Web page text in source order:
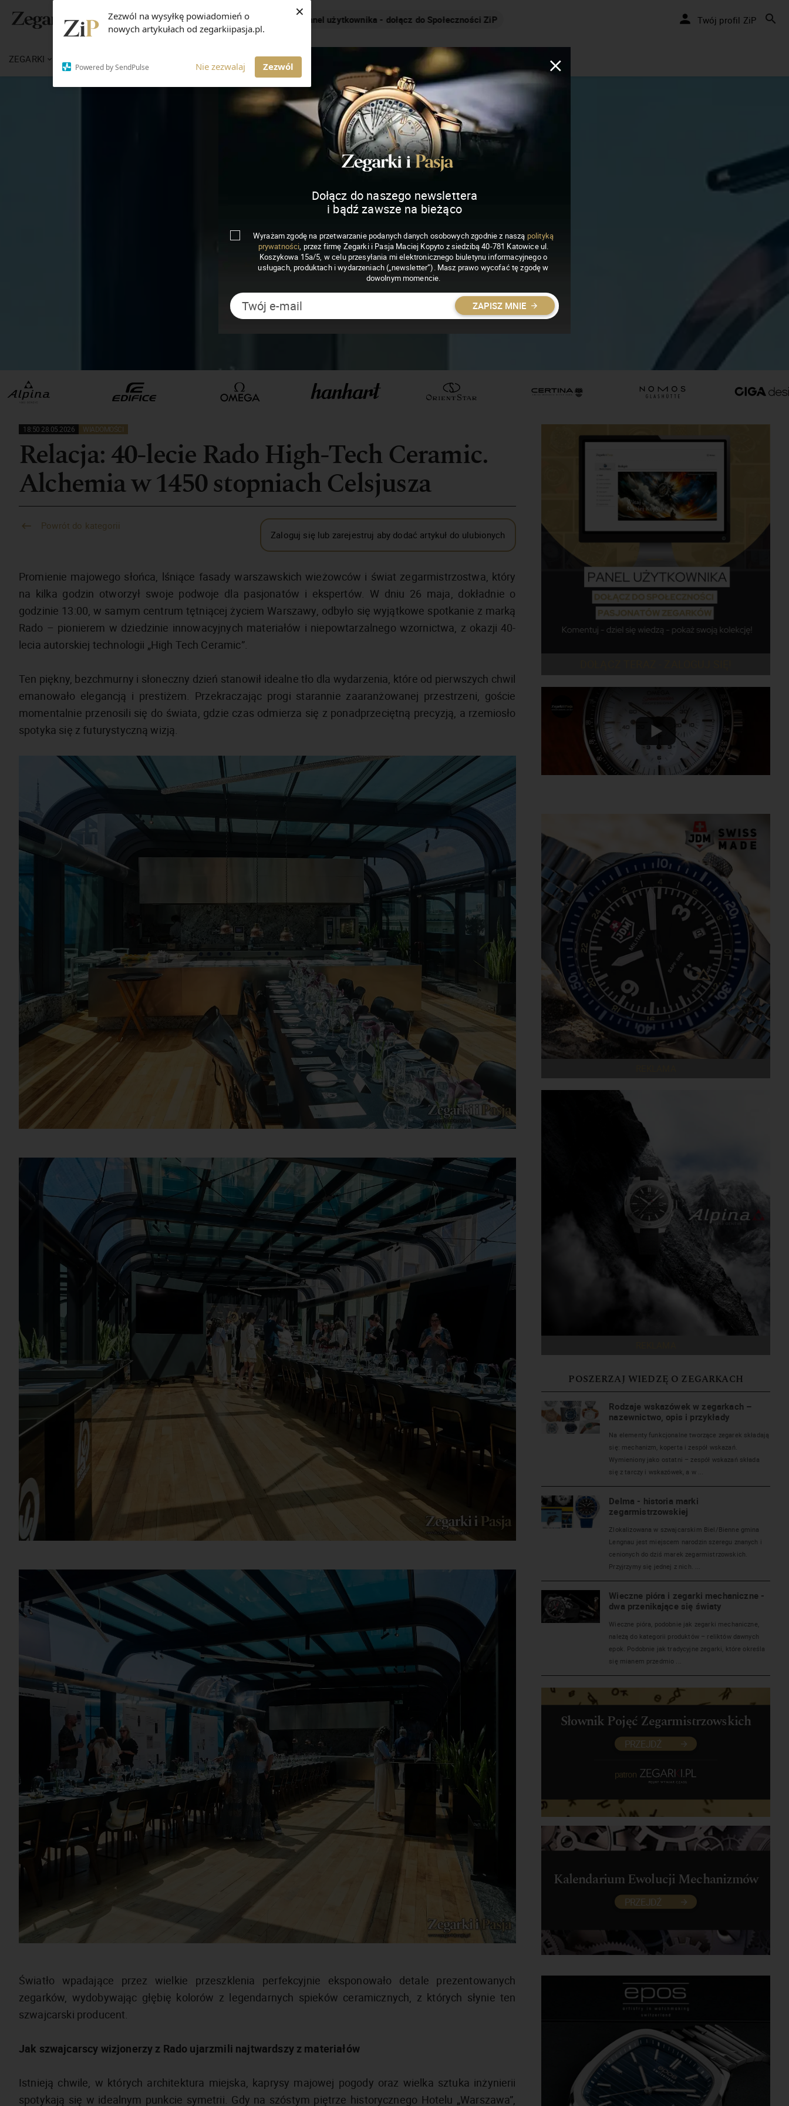
Zezwól na wysyłkę powiadomień o
nowych artykułach od zegarkiipasja.pl.
Powered by SendPulse Nie zezwalaj Zezwól
× Nakręcamy pozytywnie... cały czas! Twój profil ZiP
ZEGARKI MAGAZYN ZEGARKI I PASJA
18:50 28.05.2026 WIADOMOŚCI
Relacja: 40-lecie Rado High-Tech Ceramic.
Alchemia w 1450 stopniach Celsjusza
Powrót do kategorii
Zaloguj się lub zarejestruj aby dodać artykuł do ulubionych
Promienie majowego słońca, lśniące fasady warszawskich wieżowców i świat zegarmistrzostwa, który
na kilka godzin otworzył swoje podwoje dla pasjonatów i ekspertów. W dniu 26 maja, dokładnie o
godzinie 13:00, w samym centrum tętniącej życiem Warszawy, odbyło się wyjątkowe spotkanie z marką
Rado – pionierem w dziedzinie innowacyjnych materiałów i niepowtarzalnego wzornictwa, z okazji 40-
lecia autorskiej technologii „High Tech Ceramic”.
Ten piękny, bezchmurny i słoneczny dzień stanowił idealne tło dla wydarzenia, które od pierwszych chwil
emanowało elegancją i prestiżem. Przekraczając progi starannie zaaranżowanej przestrzeni, goście
momentalnie przenosili się do świata, gdzie czas odmierza się z ponadprzeciętną precyzją, a rzemiosło
spotyka się z futurystyczną wizją.
Światło wpadające przez wielkie przeszklenia perfekcyjnie eksponowało detale prezentowanych
zegarków, wydobywając głębię kolorów z legendarnych spieków ceramicznych, z których słynie ten
szwajcarski producent.
Jak szwajcarscy wizjonerzy z Rado ujarzmili najtwardszy z materiałów
Istnieją chwile, w których architektura miejska, kaprysy majowej pogody oraz wielka sztuka inżynierii
spotykają się w idealnym punkcie symetrii. Gdy na szóstym piętrze historycznego Hotelu „Warszawa”,
POSZERZAJ WIEDZĘ O ZEGARKACH
Rodzaje wskazówek w zegarkach –
nazewnictwo, opis i przykłady
Na elementy funkcjonalne tworzące zegarek składają
się: mechanizm, koperta i zespół wskazań.
Wymieniony jako ostatni – zespół wskazań składa
się z tarczy i wskazówek, a w ...
Delma - historia marki
zegarmistrzowskiej
Zlokalizowana w szwajcarskim Biel/Bienne gmina
Lengnau jest miejscem narodzin szeregu znanych i
cenionych do dziś marek zegarmistrzowskich.
Przyjrzymy się jednej z nich. ...
Wieczne pióra i zegarki mechaniczne -
dwa przenikające się światy
Wieczne pióra, podobnie jak zegarki mechaniczne,
należą do kategorii produktów – reliktów dawnych
epok. Podobnie jak tradycyjne zegarki, które określa
się mianem przedmio ...
Słownik Pojęć Zegarmistrzowskich
PRZEJDŹ
patron
Kalendarium Ewolucji Mechanizmów
PRZEJDŹ
Dołącz do naszego newslettera
i bądź zawsze na bieżąco
Wyrażam zgodę na przetwarzanie podanych danych osobowych zgodnie z naszą polityką
prywatności, przez firmę Zegarki i Pasja Maciej Kopyto z siedzibą 40-781 Katowice ul.
Koszykowa 15a/5, w celu przesyłania mi elektronicznego biuletynu informacyjnego o
usługach, produktach i wydarzeniach („newsletter”). Masz prawo wycofać tę zgodę w
dowolnym momencie.
ZAPISZ MNIE